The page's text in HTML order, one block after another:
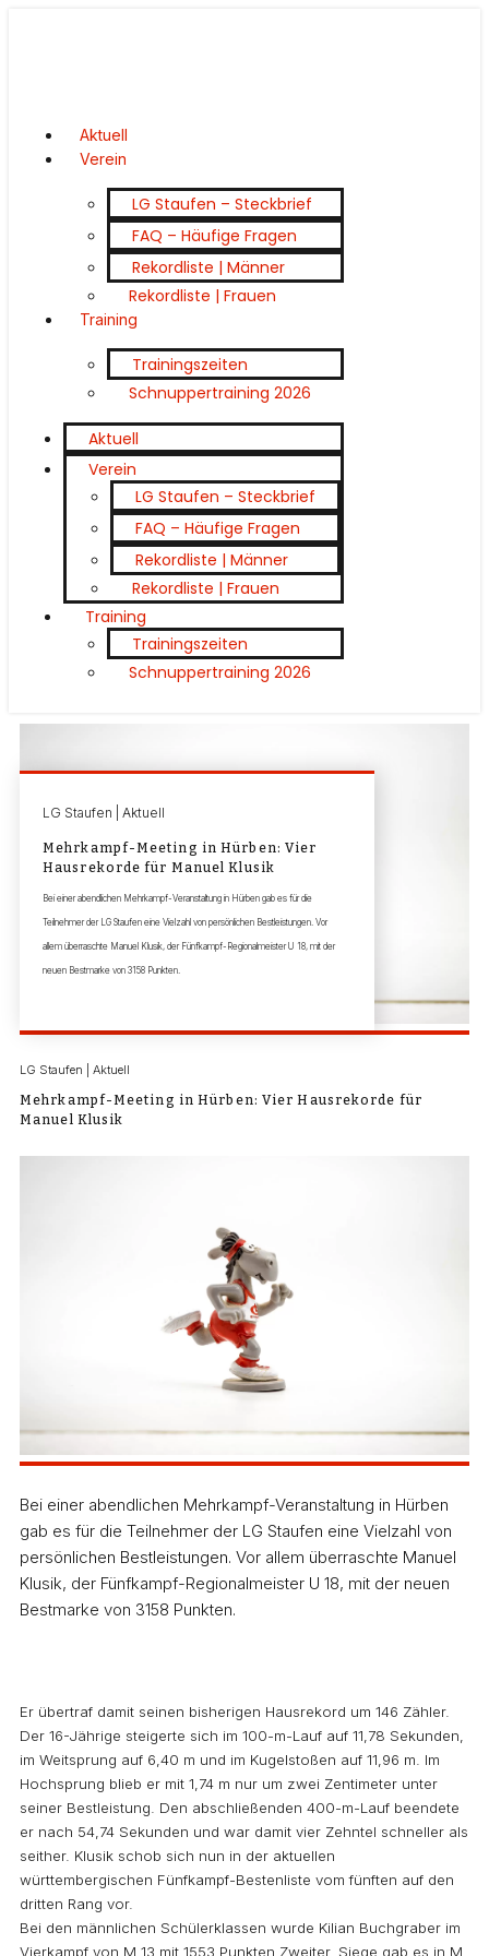
Aktuell
Verein
LG Staufen – Steckbrief
FAQ – Häufige Fragen
Rekordliste | Männer
Rekordliste | Frauen
Training
Trainingszeiten
Schnuppertraining 2026
Aktuell
Verein
LG Staufen – Steckbrief
FAQ – Häufige Fragen
Rekordliste | Männer
Rekordliste | Frauen
Training
Trainingszeiten
Schnuppertraining 2026
LG Staufen | Aktuell
Mehrkampf-Meeting in Hürben: Vier
Hausrekorde für Manuel Klusik
Bei einer abendlichen Mehrkampf-Veranstaltung in Hürben gab es für die
Teilnehmer der LG Staufen eine Vielzahl von persönlichen Bestleistungen. Vor
allem überraschte Manuel Klusik, der Fünfkampf-Regionalmeister U 18, mit der
neuen Bestmarke von 3158 Punkten.
LG Staufen | Aktuell
Mehrkampf-Meeting in Hürben: Vier Hausrekorde für
Manuel Klusik
Bei einer abendlichen Mehrkampf-Veranstaltung in Hürben
gab es für die Teilnehmer der LG Staufen eine Vielzahl von
persönlichen Bestleistungen. Vor allem überraschte Manuel
Klusik, der Fünfkampf-Regionalmeister U 18, mit der neuen
Bestmarke von 3158 Punkten.
Er übertraf damit seinen bisherigen Hausrekord um 146 Zähler.
Der 16-Jährige steigerte sich im 100-m-Lauf auf 11,78 Sekunden,
im Weitsprung auf 6,40 m und im Kugelstoßen auf 11,96 m. Im
Hochsprung blieb er mit 1,74 m nur um zwei Zentimeter unter
seiner Bestleistung. Den abschließenden 400-m-Lauf beendete
er nach 54,74 Sekunden und war damit vier Zehntel schneller als
seither. Klusik schob sich nun in der aktuellen
württembergischen Fünfkampf-Bestenliste vom fünften auf den
dritten Rang vor.
Bei den männlichen Schülerklassen wurde Kilian Buchgraber im
Vierkampf von M 13 mit 1553 Punkten Zweiter. Siege gab es in M